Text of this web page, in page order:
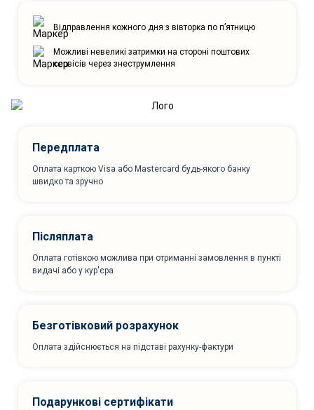
Відправлення кожного дня з вівторка по п’ятницю
Можливі невеликі затримки на стороні поштових
сервісів через знеструмлення
Передплата
Оплата карткою Visa або Mastercard будь-якого банку
швидко та зручно
Післяплата
Оплата готівкою можлива при отриманні замовлення в пункті
видачі або у кур'єра
Безготівковий розрахунок
Оплата здійснюється на підставі рахунку-фактури
Подарункові сертифікати